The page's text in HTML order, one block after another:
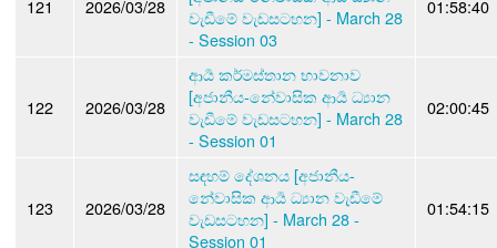
121 2026/03/28
වැඩීමේ වැඩසටහන] - March 28
- Session 03
01:58:40
122 2026/03/28
ආර්‍ය කර්මස්තාන භාවනාව
[අජානීය-නේවාසික ආර්‍ය ධ්‍යාන
වැඩීමේ වැඩසටහන] - March 28
- Session 01
02:00:45
123 2026/03/28
සඳහම් දේශනය [අජානීය-
නේවාසික ආර්‍ය ධ්‍යාන වැඩීමේ
වැඩසටහන] - March 28 -
Session 01
01:54:15